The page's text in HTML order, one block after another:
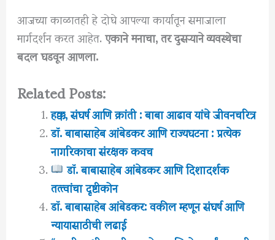
आजच्या काळातही हे दोघे आपल्या कार्यातून समाजाला
मार्गदर्शन करत आहेत.एकाने मनाचा, तर दुसऱ्याने व्यवस्थेचा
बदल घडवून आणला.
Related Posts:
हक्क, संघर्ष आणि क्रांती : बाबा आढाव यांचे जीवनचरित्र
डॉ. बाबासाहेब आंबेडकर आणि राज्यघटना : प्रत्येक
नागरिकाचा संरक्षक कवच
डॉ. बाबासाहेब आंबेडकर आणि दिशादर्शक
तत्त्वांचा दृष्टीकोन
डॉ. बाबासाहेब आंबेडकर: वकील म्हणून संघर्ष आणि
न्यायासाठीची लढाई